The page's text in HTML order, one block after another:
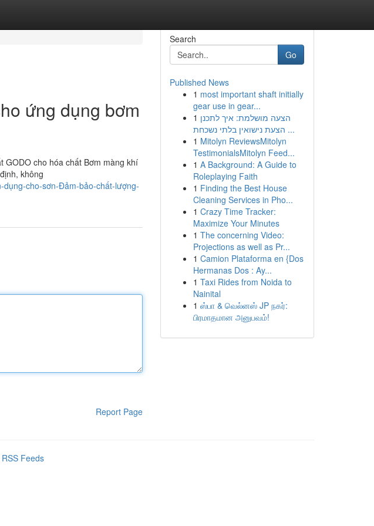
ứng dụng bơm
GODO cho hóa chất Bơm màng khí
không
dụng-cho-sơn-Đảm-bảo-chất-lượng-
Report Page
Search
Go
Published News
1 most important shaft initially
gear use in gear...
1 הצעה מושלמת: איך לתכנן
הצעת נישואין בלתי נשכחת ...
1 Mitolyn ReviewsMitolyn
TestimonialsMitolyn Feed...
1 A Background: A Guide to
Roleplaying Faith
1 Finding the Best House
Cleaning Services in Pho...
1 Crazy Time Tracker:
Maximize Your Minutes
1 The concerning Video:
Projections as well as Pr...
1 Camion Plataforma en {Dos
Hermanas Dos : Ay...
1 Taxi Rides from Noida to
Nainital
1 ஸ்பா & வெல்னஸ் JP நகர்:
பிரமாதமான அனுபவம்!
Feeds